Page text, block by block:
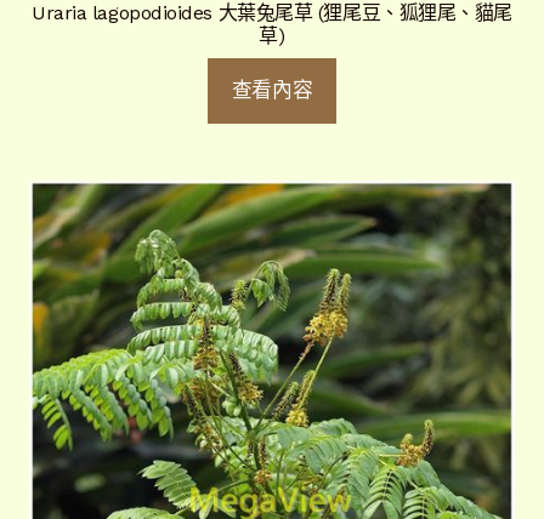
Uraria lagopodioides 大葉兔尾草 (狸尾豆、狐狸尾、貓尾
草)
查看內容